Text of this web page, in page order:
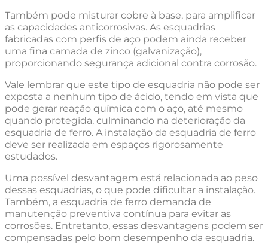
Também pode misturar cobre à base, para amplificar
as capacidades anticorrosivas. As esquadrias
fabricadas com perfis de aço podem ainda receber
uma fina camada de zinco (galvanização),
proporcionando segurança adicional contra corrosão.
Vale lembrar que este tipo de esquadria não pode ser
exposta a nenhum tipo de ácido, tendo em vista que
pode gerar reação química com o aço, até mesmo
quando protegida, culminando na deterioração da
esquadria de ferro. A instalação da esquadria de ferro
deve ser realizada em espaços rigorosamente
estudados.
Uma possível desvantagem está relacionada ao peso
dessas esquadrias, o que pode dificultar a instalação.
Também, a esquadria de ferro demanda de
manutenção preventiva contínua para evitar as
corrosões. Entretanto, essas desvantagens podem ser
compensadas pelo bom desempenho da esquadria.